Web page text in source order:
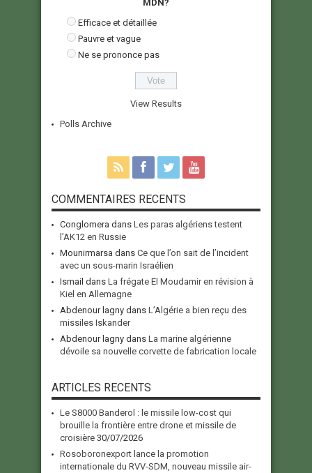
MDN?
Efficace et détaillée
Pauvre et vague
Ne se prononce pas
View Results
Polls Archive
COMMENTAIRES RECENTS
Conglomera dans Les paras algériens testent
l’AK12 en Russie
Mounirmarsa dans Ce que l’on sait de l’incident
avec un sous-marin Israélien
Ismail dans La frégate El Moudamir en révision à
Kiel en Allemagne
Abdenour lagny dans L’Algérie a bien reçu des
missiles Iskander
Abdenour lagny dans La marine algérienne
dévoile sa nouvelle corvette de fabrication locale
ARTICLES RECENTS
Le S8000 Banderol : le missile low-cost qui
brouille la frontière entre drone et missile de
croisière 30/07/2026
Rosoboronexport lance la promotion
internationale du RVV-SDM, nouveau missile air-